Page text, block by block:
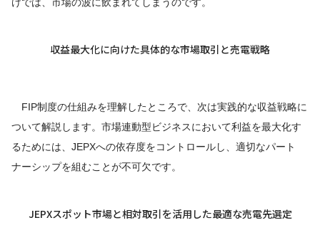
けでは、市場の波に飲まれてしまうのです。
収益最大化に向けた具体的な市場取引と売電戦略
FIP制度の仕組みを理解したところで、次は実践的な収益戦略に
ついて解説します。市場連動型ビジネスにおいて利益を最大化す
るためには、JEPXへの依存度をコントロールし、適切なパート
ナーシップを組むことが不可欠です。
JEPXスポット市場と相対取引を活用した最適な売電先選定